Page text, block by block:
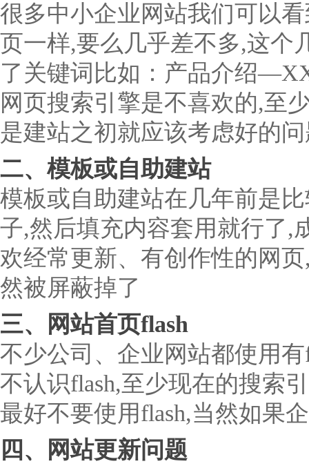
很多中小企业网站我们可以
页一样,要么几乎差不多,这个
了关键词比如：产品介绍
网页搜索引擎是不喜欢的,至
是建站之初就应该考虑好的
二、模板或自助建站
模板或自助建站在几年前是
子,然后填充内容套用就行了,
欢经常更新、有创作性的网
然被屏蔽掉了
三、网站首页flash
不少公司、企业网站都使用
不认识flash,至少现在的搜索
最好不要使用flash,当然如果
四、网站更新问题